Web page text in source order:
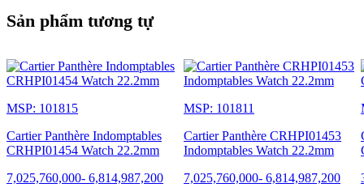
Sản phẩm tương tự
MSP: 101815
Cartier Panthère Indomptables
CRHPI01454 Watch 22.2mm
7,025,760,000- 6,814,987,200
MSP: 101811
Cartier Panthère CRHPI01453
Indomptables Watch 22.2mm
7,025,760,000- 6,814,987,200